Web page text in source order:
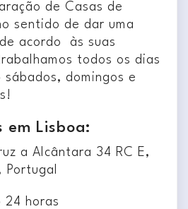
de Casas de
sentido de dar uma
acordo às suas
todos os dias
domingos e
em Lisboa:
a Alcântara 34 RC E,
Portugal
24 horas